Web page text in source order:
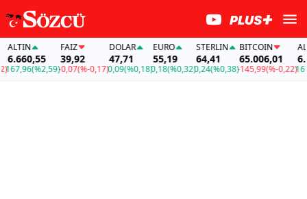
(%2,59)
FAİZ
39,92
-0,07(%-0,17)
DOLAR
47,71
0,09(%0,18)
EURO
55,19
0,18(%0,32)
STERLIN
64,41
0,24(%0,38)
BITCOIN
65.006,01
-145,99(%-0,22)